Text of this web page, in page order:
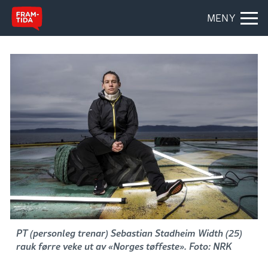
MENY
PT (personleg trenar) Sebastian Stadheim Width (25)
rauk førre veke ut av «Norges tøffeste». Foto: NRK